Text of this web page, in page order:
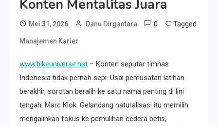
Konten Mentalitas Juara
Mei 31, 2026 Danu Dirgantara 0 Tagged
Manajemen Karier
www.bikeuniverse.net – Konten seputar timnas
Indonesia tidak pernah sepi. Usai pemusatan latihan
berakhir, sorotan beralih ke satu nama penting di lini
tengah: Marc Klok. Gelandang naturalisasi itu memilih
mengalihkan fokus ke pemulihan cedera betis,